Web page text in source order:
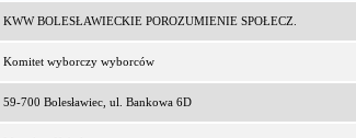
KWW BOLESŁAWIECKIE POROZUMIENIE SPOŁECZ.
Komitet wyborczy wyborców
59-700 Bolesławiec, ul. Bankowa 6D